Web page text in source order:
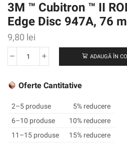
3M ™ Cubitron ™ II
Edge Disc 947A, 76
9,80 lei
Cantitate
™
™
ROLOC
™
ADAUGĂ ÎN
Oferte Cantitative
2–5 produse
5% reducere
6–10 produse
10% reducere
11–15 produse
15% reducere